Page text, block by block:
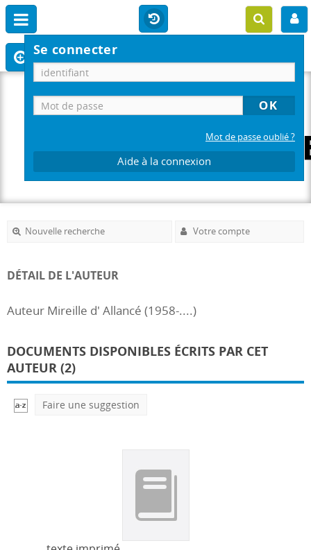
Se connecter
Mot de passe oublié ?
Aide à la connexion
Nouvelle recherche Votre compte
DÉTAIL DE L'AUTEUR
Auteur Mireille d' Allancé (1958-....)
DOCUMENTS DISPONIBLES ÉCRITS PAR CET
AUTEUR (2)
Faire une suggestion